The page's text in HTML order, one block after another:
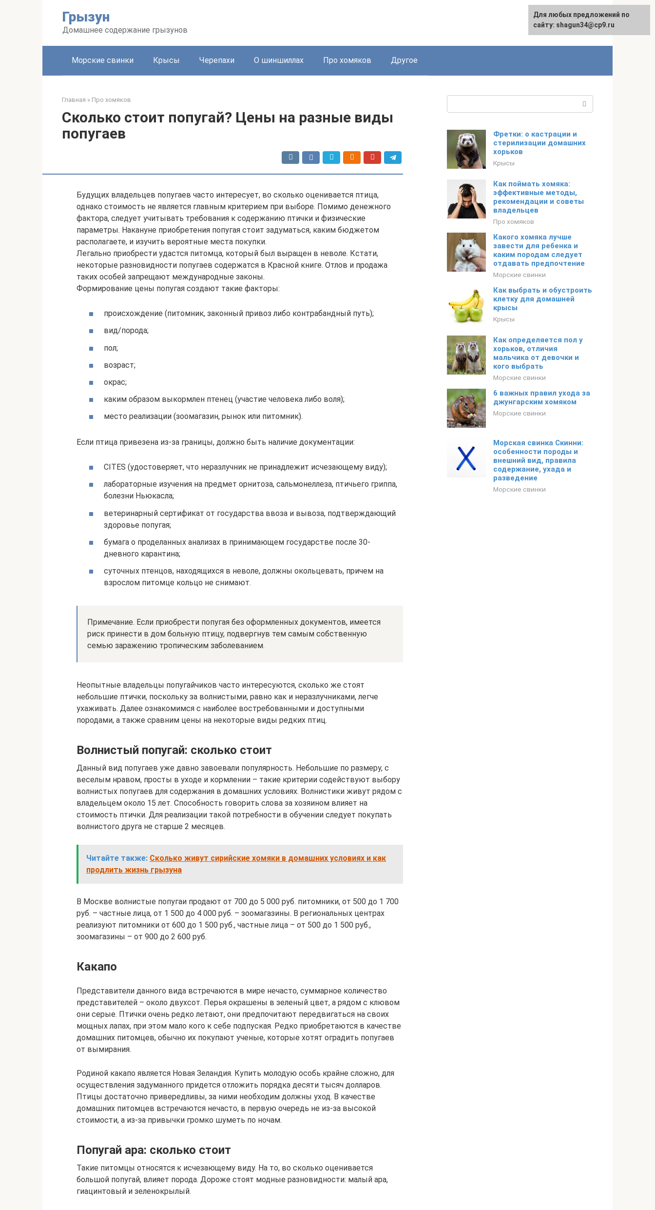
Грызун
Домашнее содержание грызунов
Морские свинки Крысы Черепахи О шиншиллах Про хомяков Другое
Главная » Про хомяков
Сколько стоит попугай? Цены на разные виды
попугаев
Будущих владельцев попугаев часто интересует, во сколько оценивается птица,
однако стоимость не является главным критерием при выборе. Помимо денежного
фактора, следует учитывать требования к содержанию птички и физические
параметры. Накануне приобретения попугая стоит задуматься, каким бюджетом
располагаете, и изучить вероятные места покупки.
Легально приобрести удастся питомца, который был выращен в неволе. Кстати,
некоторые разновидности попугаев содержатся в Красной книге. Отлов и продажа
таких особей запрещают международные законы.
Формирование цены попугая создают такие факторы:
происхождение (питомник, законный привоз либо контрабандный путь);
вид/порода;
пол;
возраст;
окрас;
каким образом выкормлен птенец (участие человека либо воля);
место реализации (зоомагазин, рынок или питомник).
Если птица привезена из-за границы, должно быть наличие документации:
CITES (удостоверяет, что неразлучник не принадлежит исчезающему виду);
лабораторные изучения на предмет орнитоза, сальмонеллеза, птичьего гриппа,
болезни Ньюкасла;
ветеринарный сертификат от государства ввоза и вывоза, подтверждающий
здоровье попугая;
бумага о проделанных анализах в принимающем государстве после 30-
дневного карантина;
суточных птенцов, находящихся в неволе, должны окольцевать, причем на
взрослом питомце кольцо не снимают.
Примечание. Если приобрести попугая без оформленных документов, имеется
риск принести в дом больную птицу, подвергнув тем самым собственную
семью заражению тропическим заболеванием.
Неопытные владельцы попугайчиков часто интересуются, сколько же стоят
небольшие птички, поскольку за волнистыми, равно как и неразлучниками, легче
ухаживать. Далее ознакомимся с наиболее востребованными и доступными
породами, а также сравним цены на некоторые виды редких птиц.
Волнистый попугай: сколько стоит
Данный вид попугаев уже давно завоевали популярность. Небольшие по размеру, с
веселым нравом, просты в уходе и кормлении – такие критерии содействуют выбору
волнистых попугаев для содержания в домашних условиях. Волнистики живут рядом с
владельцем около 15 лет. Способность говорить слова за хозяином влияет на
стоимость птички. Для реализации такой потребности в обучении следует покупать
волнистого друга не старше 2 месяцев.
Читайте также: Сколько живут сирийские хомяки в домашних условиях и как
продлить жизнь грызуна
В Москве волнистые попугаи продают от 700 до 5 000 руб. питомники, от 500 до 1 700
руб. – частные лица, от 1 500 до 4 000 руб. – зоомагазины. В региональных центрах
реализуют питомники от 600 до 1 500 руб., частные лица – от 500 до 1 500 руб.,
зоомагазины – от 900 до 2 600 руб.
Какапо
Представители данного вида встречаются в мире нечасто, суммарное количество
представителей – около двухсот. Перья окрашены в зеленый цвет, а рядом с клювом
они серые. Птички очень редко летают, они предпочитают передвигаться на своих
мощных лапах, при этом мало кого к себе подпуская. Редко приобретаются в качестве
домашних питомцев, обычно их покупают ученые, которые хотят оградить попугаев
от вымирания.
Родиной какапо является Новая Зеландия. Купить молодую особь крайне сложно, для
осуществления задуманного придется отложить порядка десяти тысяч долларов.
Птицы достаточно привередливы, за ними необходим должны уход. В качестве
домашних питомцев встречаются нечасто, в первую очередь не из-за высокой
стоимости, а из-за привычки громко шуметь по ночам.
Попугай ара: сколько стоит
Такие питомцы относятся к исчезающему виду. На то, во сколько оценивается
большой попугай, влияет порода. Дороже стоят модные разновидности: малый ара,
гиацинтовый и зеленокрылый.
Фретки: о кастрации и
стерилизации домашних
хорьков
Крысы
Как поймать хомяка:
эффективные методы,
рекомендации и советы
владельцев
Про хомяков
Какого хомяка лучше
завести для ребенка и
каким породам следует
отдавать предпочтение
Морские свинки
Как выбрать и обустроить
клетку для домашней
крысы
Крысы
Как определяется пол у
хорьков, отличия
мальчика от девочки и
кого выбрать
Морские свинки
6 важных правил ухода за
джунгарским хомяком
Морские свинки
Морская свинка Скинни:
особенности породы и
внешний вид, правила
содержание, ухада и
разведение
Морские свинки
Для любых предложений по
сайту: shagun34@cp9.ru